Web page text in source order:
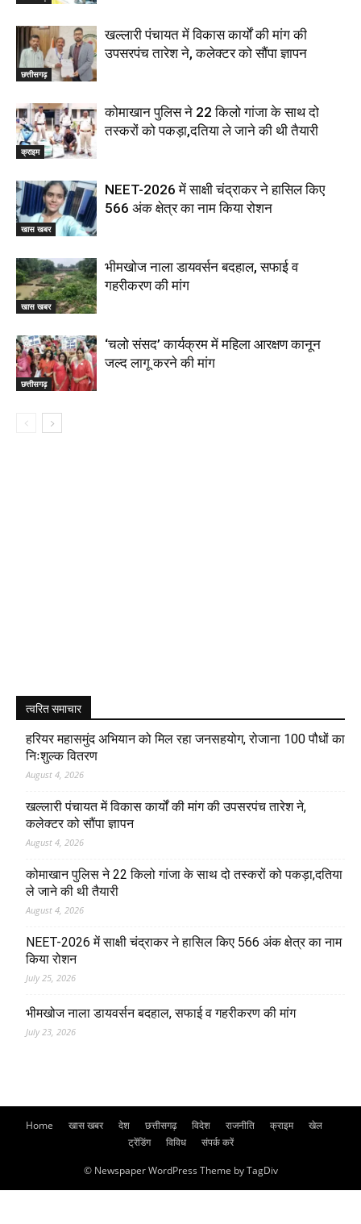
छत्तीसगढ़
खल्लारी पंचायत में विकास कार्यों की मांग की
उपसरपंच तारेश ने, कलेक्टर को सौंपा ज्ञापन
क्राइम
कोमाखान पुलिस ने 22 किलो गांजा के साथ दो
तस्करों को पकड़ा,दतिया ले जाने की थी तैयारी
खास खबर
NEET-2026 में साक्षी चंद्राकर ने हासिल किए
566 अंक क्षेत्र का नाम किया रोशन
खास खबर
भीमखोज नाला डायवर्सन बदहाल, सफाई व
गहरीकरण की मांग
छत्तीसगढ़
‘चलो संसद’ कार्यक्रम में महिला आरक्षण कानून
जल्द लागू करने की मांग
त्वरित समाचार
हरियर महासमुंद अभियान को मिल रहा जनसहयोग, रोजाना 100 पौधों का
निःशुल्क वितरण
August 4, 2026
खल्लारी पंचायत में विकास कार्यों की मांग की उपसरपंच तारेश ने,
कलेक्टर को सौंपा ज्ञापन
August 4, 2026
कोमाखान पुलिस ने 22 किलो गांजा के साथ दो तस्करों को पकड़ा,दतिया
ले जाने की थी तैयारी
August 4, 2026
NEET-2026 में साक्षी चंद्राकर ने हासिल किए 566 अंक क्षेत्र का नाम
किया रोशन
July 25, 2026
भीमखोज नाला डायवर्सन बदहाल, सफाई व गहरीकरण की मांग
July 23, 2026
Home खास खबर देश छत्तीसगढ़ विदेश राजनीति क्राइम
खेल
ट्रेंडिंग
विविध संपर्क करें
© Newspaper WordPress Theme by TagDiv